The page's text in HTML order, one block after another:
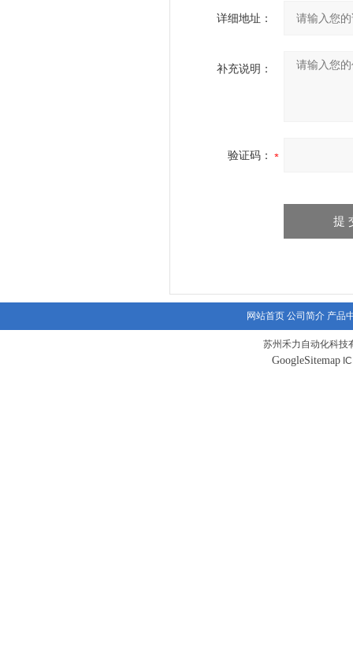
详细地址：
补充说明：
验证码：
网站首页 公司简介 产品
苏州禾力自动化科技
GoogleSitemap